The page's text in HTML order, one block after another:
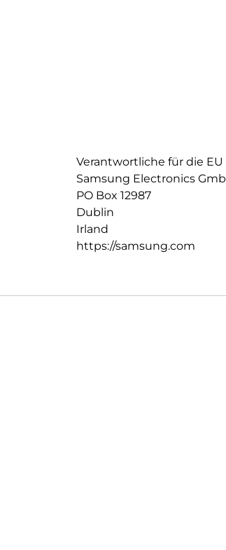
Verantwortliche für die EU
Samsung Electronics
PO Box 12987
Dublin
Irland
https://samsung.com